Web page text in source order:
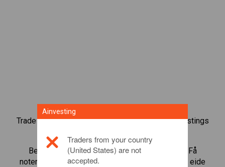
Trade over 1000 internasjonale aksjer med Ainvestings
Begynn å trade CFD-er iMercadoLibre, Inc.
. Få
noteringer i sanntid og motta utbytte som om du eide
Ainvesting
Traders from your country
(United States) are not
accepted.